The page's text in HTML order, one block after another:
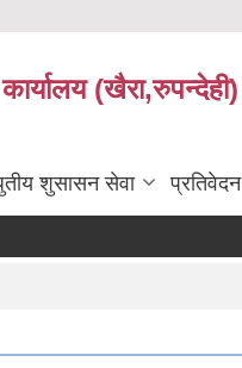
कार्यालय (खैरा,रुपन्देही)
शुसासन सेवा प्रतिवेदन